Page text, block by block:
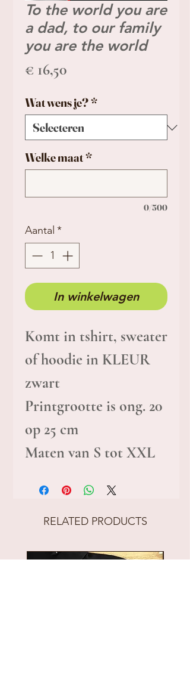
To the world you are
a dad, to our family
you are the world
€ 16,50Prijs
Wat wens je?*
Welke maat*
0/500
Aantal *
In winkelwagen
Komt in tshirt, sweater
of hoodie in KLEUR
zwart
Printgrootte is ong. 20
op 25 cm
Maten van S tot XXL
RELATED PRODUCTS